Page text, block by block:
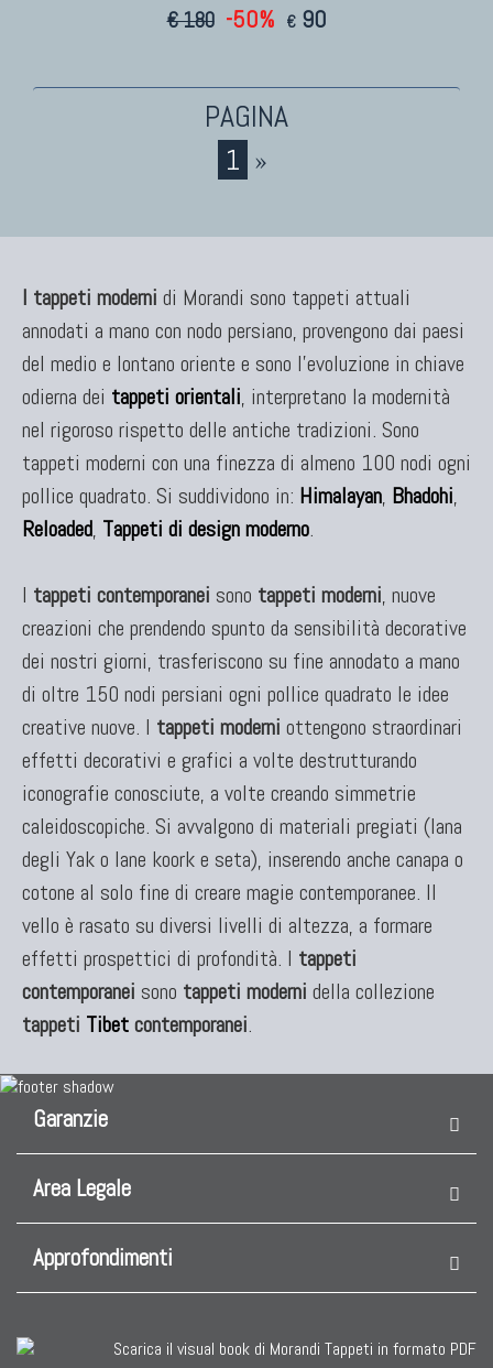
Tappeti Caucasici Antichi: Kazak
Tappeti Caucasici Antichi: Karabagh
Tappeti Caucasici Vecchi E Nuovi
TAPPETI ANTICHI DA COLLEZIONE
Tappeti Anatolici Antichi
Tappeti Cinesi Antichi
Tappeti Turcomanni Antichi
Tappeti Agra Antichi E Antica Asia
KILIM
Kilim Vecchi E Antichi
Kilim Nuovi
Nuovissimi Kilim India
Arazzi E Ricami
TAPPETI PER ARREDAMENTO
Tappeti Turchi Vecchi E Nuovi
Tappeti Turcomanni Vecchi E Nuovi
Tappeti Ghazni
Tappeti Beluci
Tappeti Dal Mondo
€ 180 -50% € 90
1 »
I tappeti moderni di Morandi sono tappeti attuali
annodati a mano con nodo persiano, provengono dai paesi
del medio e lontano oriente e sono l'evoluzione in chiave
odierna dei tappeti orientali, interpretano la modernità
nel rigoroso rispetto delle antiche tradizioni. Sono
tappeti moderni con una finezza di almeno 100 nodi ogni
pollice quadrato. Si suddividono in: Himalayan, Bhadohi,
Reloaded, Tappeti di design moderno.
I tappeti contemporanei sono tappeti moderni, nuove
creazioni che prendendo spunto da sensibilità decorative
dei nostri giorni, trasferiscono su fine annodato a mano
di oltre 150 nodi persiani ogni pollice quadrato le idee
creative nuove. I tappeti moderni ottengono straordinari
effetti decorativi e grafici a volte destrutturando
iconografie conosciute, a volte creando simmetrie
caleidoscopiche. Si avvalgono di materiali pregiati (lana
degli Yak o lane koork e seta), inserendo anche canapa o
cotone al solo fine di creare magie contemporanee. Il
vello è rasato su diversi livelli di altezza, a formare
effetti prospettici di profondità. I tappeti
contemporanei sono tappeti moderni della collezione
tappeti Tibetcontemporanei.
Garanzie
Area Legale
Approfondimenti